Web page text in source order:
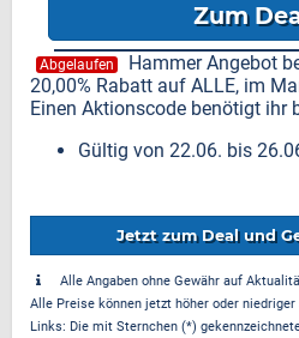
Zum
Abgelaufen
Hammer Angebot
20,00% Rabatt auf ALLE, im
Einen Aktionscode benötigt ihr
Gültig von 22.06. bis
Jetzt zum Deal und
Alle Angaben ohne Gewähr auf
Alle Preise können jetzt höher oder
Links: Die mit Sternchen (*)